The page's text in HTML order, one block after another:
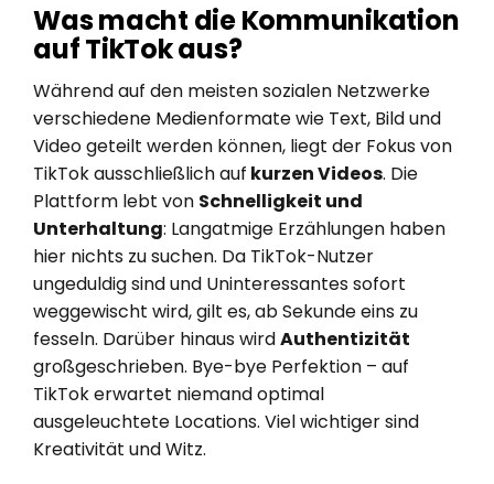
Was macht die Kommunikation
auf TikTok aus?
Während auf den meisten sozialen Netzwerke
verschiedene Medienformate wie Text, Bild und
Video geteilt werden können, liegt der Fokus von
TikTok ausschließlich auf kurzen Videos. Die
Plattform lebt von Schnelligkeit und
Unterhaltung: Langatmige Erzählungen haben
hier nichts zu suchen. Da TikTok-Nutzer
ungeduldig sind und Uninteressantes sofort
weggewischt wird, gilt es, ab Sekunde eins zu
fesseln. Darüber hinaus wirdAuthentizität
großgeschrieben. Bye-bye Perfektion – auf
TikTok erwartet niemand optimal
ausgeleuchtete Locations. Viel wichtiger sind
Kreativität und Witz.